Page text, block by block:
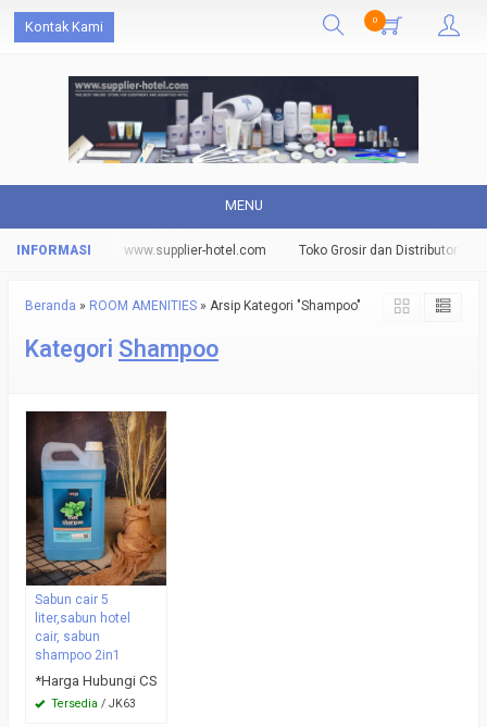
Kontak Kami 0
MENU
hotel www.supplier-hotel.com Toko Grosir dan Distributor
Beranda » ROOM AMENITIES » Arsip Kategori "Shampoo"
Kategori Shampoo
Sabun cair 5
liter,sabun hotel
cair, sabun
shampoo 2in1
*Harga Hubungi CS
Tersedia / JK63